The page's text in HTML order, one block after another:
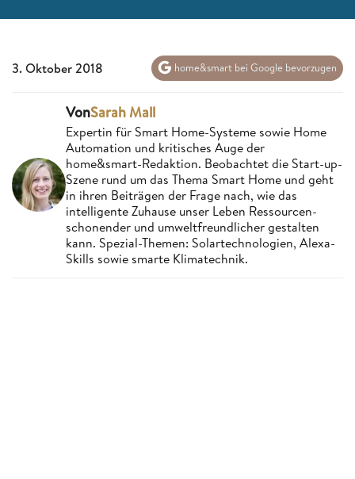
3. Oktober 2018 home&smart bei Google bevorzugen
VonSarah Mall
Expertin für Smart Home-Systeme sowie Home
Automation und kritisches Auge der
home&smart-Redaktion. Beobachtet die Start-up-
Szene rund um das Thema Smart Home und geht
in ihren Beiträgen der Frage nach, wie das
intelligente Zuhause unser Leben Ressourcen-
schonender und umweltfreundlicher gestalten
kann. Spezial-Themen: Solartechnologien, Alexa-
Skills sowie smarte Klimatechnik.